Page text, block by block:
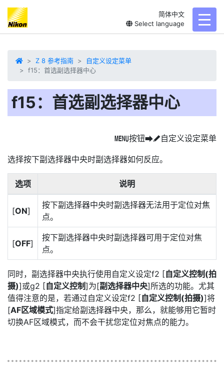
简体中文
Select language
Z 8 参考指南
自定义设定菜单
f15：首选副选择器中心
f15：首选副选择器中心
G按钮UA自定义设定菜单
选择按下副选择器中央时副选择器如何反应。
选项 说明
[ON]
按下副选择器中央时副选择器无法用于定位对焦
点。
[OFF]
按下副选择器中央时副选择器可用于定位对焦
点。
同时，副选择器中央执行使用自定义设定f2 [自定义控制(拍
摄)]或g2 [自定义控制]为[副选择器中央]所选的功能。尤其
值得注意的是，若通过自定义设定f2 [自定义控制(拍摄)]将
[AF区域模式]指定给副选择器中央，那么，就能够用它暂时
切换AF区域模式，而不会干扰您定位对焦点的能力。